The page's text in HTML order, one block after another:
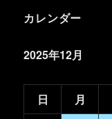
カレンダー
2025年12月
日 月